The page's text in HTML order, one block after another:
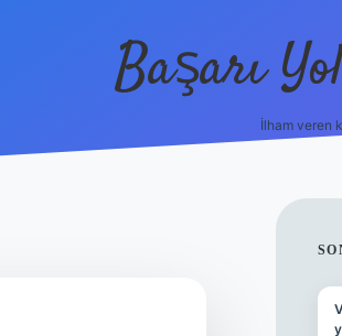
Başarı
İlham veren